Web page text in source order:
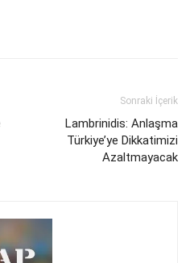
Sonraki İçerik
Lambrinidis: Anlaşma
Türkiye’ye Dikkatimizi
Azaltmayacak